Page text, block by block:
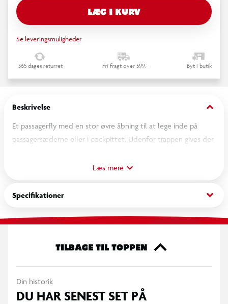
LÆG I KURV
Se leveringsmuligheder
365 dages returret Fri fragt over 599,- Byt i butik
Beskrivelse keyboard_arrow_down
Et passagerfly med en stor øvre åbning til at lege inde på
passagersæderne eller i cockpittet. Udenfor trappen gives der
Vindkassen angiver, hvor vinden blæser til start.
Læs mere
Specifikationer keyboard_arrow_down
TILBAGE TIL TOPPEN
Din historik
DU HAR SENEST SET PÅ